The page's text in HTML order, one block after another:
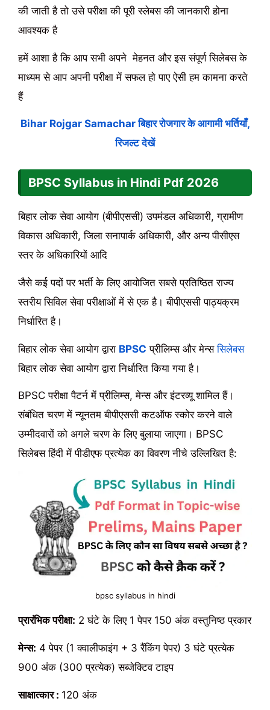
की जाती है तो उसे परीक्षा की पूरी स्लेबस की जानकारी होना
आवश्यक है
हमें आशा है कि आप सभी अपने मेहनत और इस संपूर्ण सिलेबस के
माध्यम से आप अपनी परीक्षा में सफल हो पाए ऐसी हम कामना करते
हैं
Bihar Rojgar Samachar बिहार रोजगार के आगामी भर्तियाँ,
रिजल्ट देखें
BPSC Syllabus in Hindi Pdf 2026
बिहार लोक सेवा आयोग (बीपीएससी) उपमंडल अधिकारी, ग्रामीण
विकास अधिकारी, जिला सनापार्क अधिकारी, और अन्य पीसीएस
स्तर के अधिकारियों आदि
जैसे कई पदों पर भर्ती के लिए आयोजित सबसे प्रतिष्ठित राज्य
स्तरीय सिविल सेवा परीक्षाओं में से एक है। बीपीएससी पाठ्यक्रम
निर्धारित है।
बिहार लोक सेवा आयोग द्वारा BPSC प्रीलिम्स और मेन्ससिलेबस
बिहार लोक सेवा आयोग द्वारा निर्धारित किया गया है।
BPSC परीक्षा पैटर्न में प्रीलिम्स, मेन्स और इंटरव्यू शामिल हैं।
संबंधित चरण में न्यूनतम बीपीएससी कटऑफ स्कोर करने वाले
उम्मीदवारों को अगले चरण के लिए बुलाया जाएगा। BPSC
सिलेबस हिंदी में पीडीएफ प्रत्येक का विवरण नीचे उल्लिखित है:
bpsc syllabus in hindi
प्रारंभिक परीक्षा: 2 घंटे के लिए 1 पेपर 150 अंक वस्तुनिष्ठ प्रकार
मेन्स: 4 पेपर (1 क्वालीफाइंग + 3 रैंकिंग पेपर) 3 घंटे प्रत्येक
900 अंक (300 प्रत्येक) सब्जेक्टिव टाइप
साक्षात्कार : 120 अंक